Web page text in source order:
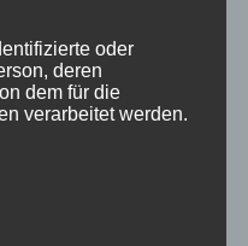
oder
deren
dem für die
verarbeitet werden.